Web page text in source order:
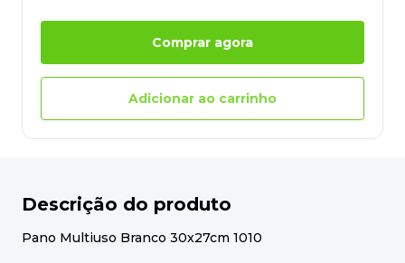
Comprar agora
Adicionar ao carrinho
Descrição do produto
Pano Multiuso Branco 30x27cm 1010